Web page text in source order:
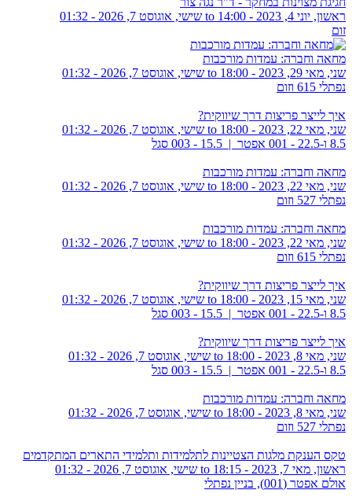
ראשון, יוני 4, 2023 - 14:00
שישי, אוגוסט 7, 2026 - 01:32
זום
מחאה וחברה: עמדות מורכבות
שני, מאי 29, 2023 - 18:00
שישי, אוגוסט 7, 2026 - 01:32
נפתלי 615 וזום
איך לייצר פריצות דרך שיווקית?
שני, מאי 22, 2023 - 18:00
שישי, אוגוסט 7, 2026 - 01:32
8.5 ו-22.5 - 001 אפטר | 15.5 - 003 סגל
מחאה וחברה: עמדות מורכבות
שני, מאי 22, 2023 - 18:00
שישי, אוגוסט 7, 2026 - 01:32
נפתלי 527 וזום
מחאה וחברה: עמדות מורכבות
שני, מאי 22, 2023 - 18:00
שישי, אוגוסט 7, 2026 - 01:32
נפתלי 615 וזום
איך לייצר פריצות דרך שיווקית?
שני, מאי 15, 2023 - 18:00
שישי, אוגוסט 7, 2026 - 01:32
8.5 ו-22.5 - 001 אפטר | 15.5 - 003 סגל
איך לייצר פריצות דרך שיווקית?
שני, מאי 8, 2023 - 18:00
שישי, אוגוסט 7, 2026 - 01:32
8.5 ו-22.5 - 001 אפטר | 15.5 - 003 סגל
מחאה וחברה: עמדות מורכבות
שני, מאי 8, 2023 - 18:00
שישי, אוגוסט 7, 2026 - 01:32
נפתלי 527 וזום
טקס הענקת מלגות הצטיינות לתלמידות ותלמידי התארים המתקדמים
ראשון, מאי 7, 2023 - 18:15
שישי, אוגוסט 7, 2026 - 01:32
אולם אפטר (001), בניין נפתלי